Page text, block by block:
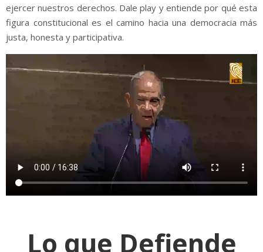
ejercer nuestros derechos. Dale play y entiende por qué esta
figura constitucional es el camino hacia una democracia más
justa, honesta y participativa.
Lo que Defiende